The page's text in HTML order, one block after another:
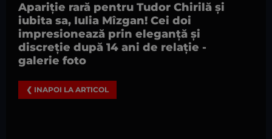
Apariție rară pentru Tudor Chirilă și
iubita sa, Iulia Mîzgan! Cei doi
impresionează prin eleganță și
discreție după 14 ani de relație -
galerie foto
❮ INAPOI LA ARTICOL